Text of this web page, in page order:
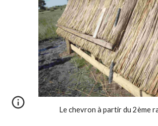
Le chevron à partir du 2ème